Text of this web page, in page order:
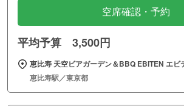
空席確認・予約
平均予算 3,500円
恵比寿 天空ビアガーデン＆BBQ EBITEN エビ
恵比寿駅／東京都